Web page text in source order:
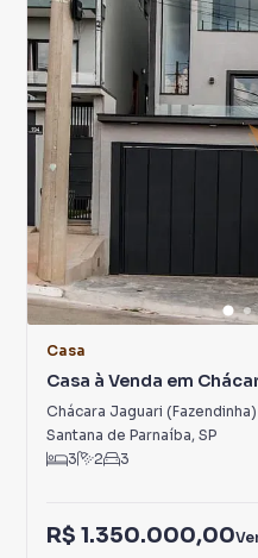
Casa
Casa à Venda em
Chácara Jaguari (Fazendinha)
Santana de Parnaíba, SP
3
2 3
R$ 1.350.000,00